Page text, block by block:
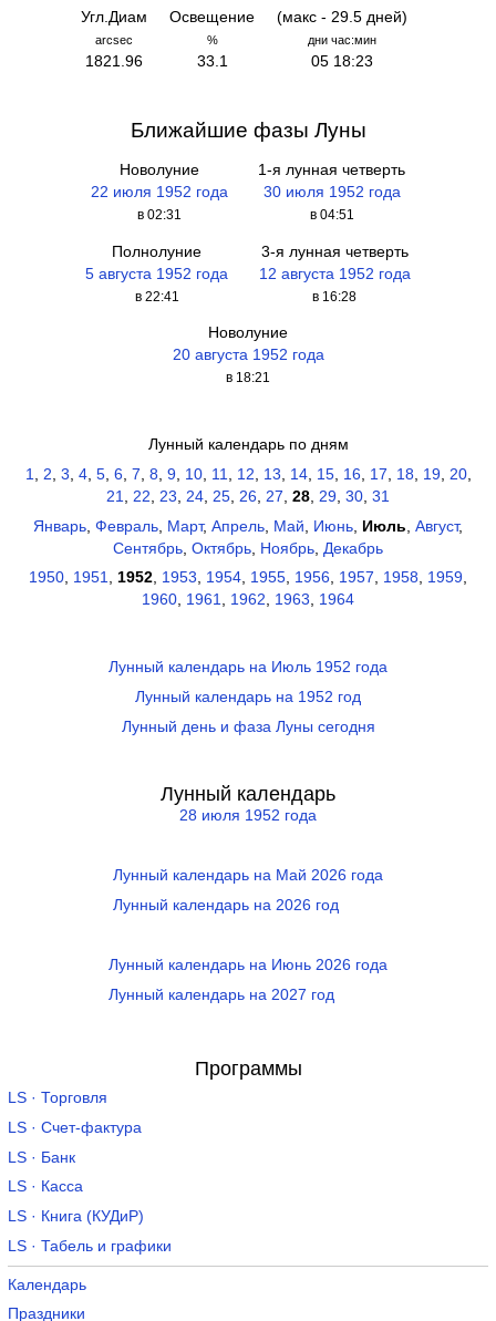
Угл.Диам
arcsec
1821.96
Освещение
%
33.1
(макс - 29.5 дней)
дни час:мин
05 18:23
Ближайшие фазы Луны
Новолуние
22 июля 1952 года
в 02:31
1-я лунная четверть
30 июля 1952 года
в 04:51
Полнолуние
5 августа 1952 года
в 22:41
3-я лунная четверть
12 августа 1952 года
в 16:28
Новолуние
20 августа 1952 года
в 18:21
Лунный календарь по дням
1
2 3 4, 5, 6, 7 8 9, 10, 11 12 13 14, 15, 16, 17 18 19, 20,
21
22 23 24 25 26 27 28 29 30 31
Январь Февраль Март, Апрель Май Июнь Июль Август,
Сентябрь Октябрь Ноябрь Декабрь
1950, 1951, 1952, 1953, 1954, 1955, 1956, 1957, 1958, 1959,
1960, 1961, 1962, 1963, 1964
Лунный календарь на Июль 1952 года
Лунный календарь на 1952 год
Лунный день и фаза Луны сегодня
Лунный календарь
28 июля 1952 года
Лунный календарь на Май 2026 года
Лунный календарь на 2026 год
Лунный календарь на Июнь 2026 года
Лунный календарь на 2027 год
Программы
LS · Торговля
LS · Счет-фактура
LS · Банк
LS · Касса
LS · Книга (КУДиР)
LS · Табель и графики
Календарь
Праздники